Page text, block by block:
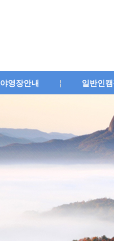
야영장안내 일반인캠